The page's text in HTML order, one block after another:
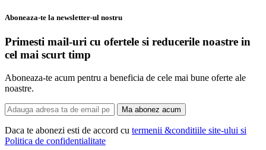
Aboneaza-te la newsletter-ul nostru
Primesti mail-uri cu ofertele si reducerile noastre in
cel mai scurt timp
Aboneaza-te acum pentru a beneficia de cele mai bune oferte ale
noastre.
Ma abonez acum
Daca te abonezi esti de accord cu termenii &conditiile site-ului si
Politica de confidentialitate